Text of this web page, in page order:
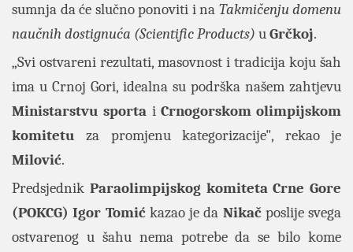
sumnja da će slučno ponoviti i na Takmičenju domenu
naučnih dostignuća (Scientific Products) uGrčkoj.
„Svi ostvareni rezultati, masovnost i tradicija koju šah
ima u Crnoj Gori, idealna su podrška našem zahtjevu
Ministarstvu sporta i Crnogorskom olimpijskom
komitetuza promjenu kategorizacije", rekao je
Milović.
Predsjednik Paraolimpijskog komiteta Crne Gore
(POKCG) Igor Tomić kazao je da Nikačposlije svega
ostvarenog u šahu nema potrebe da se bilo kome